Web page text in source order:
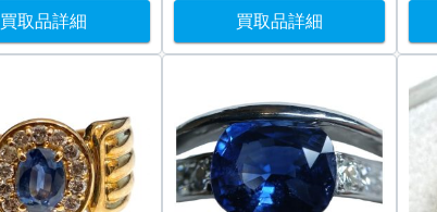
買取品詳細 買取品詳細